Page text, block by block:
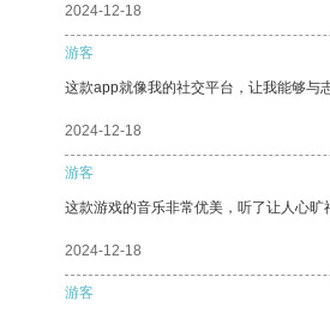
2024-12-18
游客
这款app就像我的社交平台，让我能够与
2024-12-18
游客
这款游戏的音乐非常优美，听了让人心旷
2024-12-18
游客